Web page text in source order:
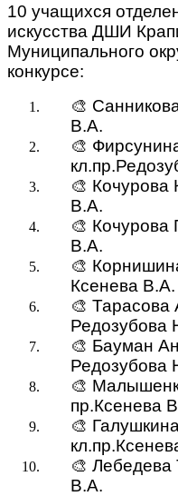
10 учащихся
искусства ДШИ
Муниципального
конкурсе:
🎨
В.А.
🎨
🎨 Кочурова
В.А.
🎨 Кочурова
В.А.
🎨
Ксенева В.А.
🎨 Тарасова
Редозубова
🎨 Бауман
Редозубова
🎨
пр.Ксенева
🎨
🎨 Лебедева
В.А.